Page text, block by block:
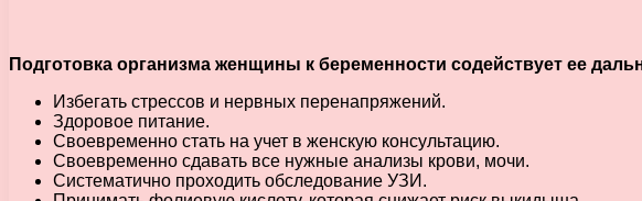
Подготовка организма женщины к беременности содействует ее
Избегать стрессов и нервных перенапряжений.
Здоровое питание.
Своевременно стать на учет в женскую консультацию.
Своевременно сдавать все нужные анализы крови, мочи.
Систематично проходить обследование УЗИ.